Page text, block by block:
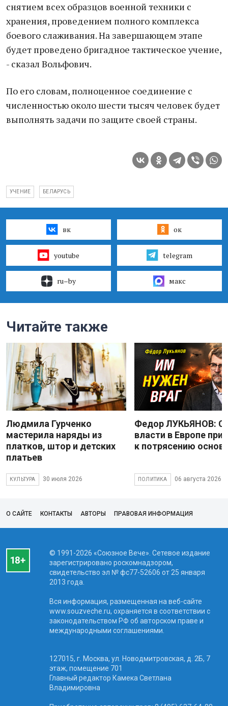
снятием всех образцов военной техники с
хранения, проведением полного комплекса
боевого слаживания. На завершающем этапе
будет проведено бригадное тактическое учение,
- сказал Вольфович.
По его словам, полноценное соединение с
численностью около шести тысяч человек будет
выполнять задачи по защите своей страны.
УЧЕНИЕ БЕЛАРУСЬ
вк ок
youtube telegram
ru–by макс
Читайте также
Людмила Гурченко
мастерила наряды из
платков, штор и детских
платьев
КУЛЬТУРА 30 июля 2026
Федор ЛУКЬЯНОВ:
власти в Европе
к потрясению основ
ПОЛИТИКА 06 августа 2026
О САЙТЕ КОНТАКТЫ АВТОРЫ ПРАВОВАЯ ИНФОРМАЦИЯ
© 1991-2026 «Союзное Вече». Сетевое издание
зарегистрировано роскомнадзором,
свидетельство эл № фc77-52606 от 25 января
2013 года.
Вся информация, размещенная на веб-сайте
www.souzveche.ru, охраняется в соответствии с
законодательством РФ об авторском праве и
международными соглашениями.
127015, г. Москва, ул. Новодмитровская, д. 2Б, 7
этаж, помещение 701
Главный редактор Камека Светлана
Владимировна